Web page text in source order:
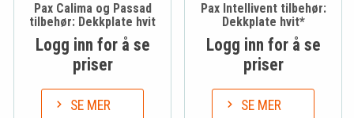
Pax Calima og Passad
tilbehør: Dekkplate hvit
Logg inn for å se
priser
SE MER
Pax Intellivent tilbehør:
Dekkplate hvit*
Logg inn for å se
priser
SE MER